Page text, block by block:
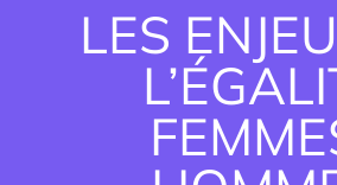
Qui sommes-nous ?
LES